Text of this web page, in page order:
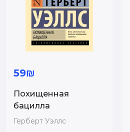
59₪
Похищенная
бацилла
Герберт Уэллс